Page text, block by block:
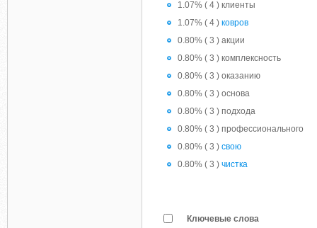
1.07% ( 4 ) клиенты
1.07% ( 4 ) ковров
0.80% ( 3 ) акции
0.80% ( 3 ) комплексность
0.80% ( 3 ) оказанию
0.80% ( 3 ) основа
0.80% ( 3 ) подхода
0.80% ( 3 ) профессионального
0.80% ( 3 ) свою
0.80% ( 3 ) чистка
Ключевые слова